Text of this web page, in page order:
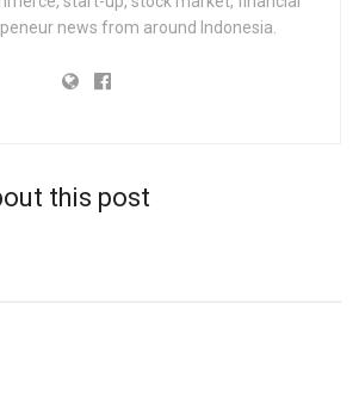
news from around Indonesia.
this post